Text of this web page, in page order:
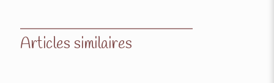
Articles similaires